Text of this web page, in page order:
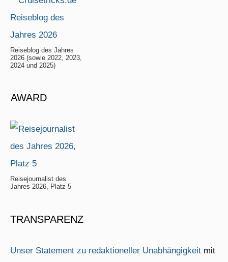
Reiseblog des Jahres
2026 (sowie 2022, 2023,
2024 und 2025)
AWARD
Reisejournalist des
Jahres 2026, Platz 5
TRANSPARENZ
Unser Statement zu redaktioneller Unabhängigkeit mit